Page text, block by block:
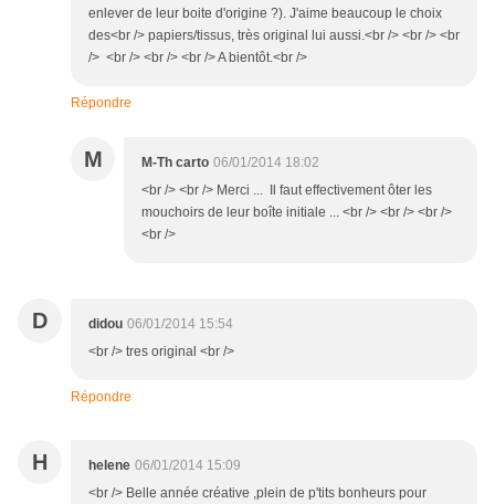
enlever de leur boite d'origine ?). J'aime beaucoup le choix
des<br /> papiers/tissus, très original lui aussi.<br /> <br /> <br
/> <br /> <br /> <br /> A bientôt.<br />
Répondre
M M-Th carto 06/01/2014 18:02
<br /> <br /> Merci ... Il faut effectivement ôter les
mouchoirs de leur boîte initiale ... <br /> <br /> <br />
<br />
D didou 06/01/2014 15:54
<br /> tres original <br />
Répondre
H helene 06/01/2014 15:09
<br /> Belle année créative ,plein de p'tits bonheurs pour